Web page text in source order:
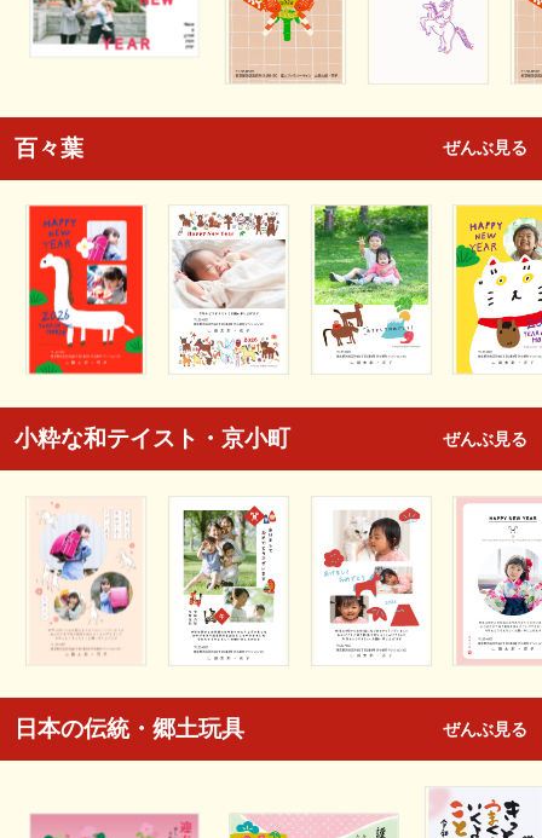
百々葉 ぜんぶ見る
小粋な和テイスト・京小町 ぜんぶ見る
日本の伝統・郷土玩具 ぜんぶ見る